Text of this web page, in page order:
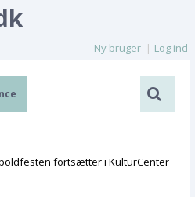
Ny bruger Log ind
fortsætter i KulturCenter